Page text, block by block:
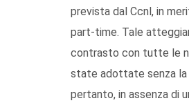
prevista dal Ccnl, in
part-time. Tale
contrasto con tutte le
state adottate senza la
pertanto, in assenza di